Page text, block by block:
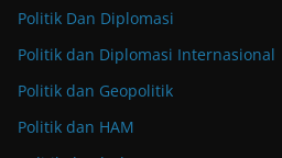
Politik Dan Diplomasi
Politik dan Diplomasi Internasional
Politik dan Geopolitik
Politik dan HAM